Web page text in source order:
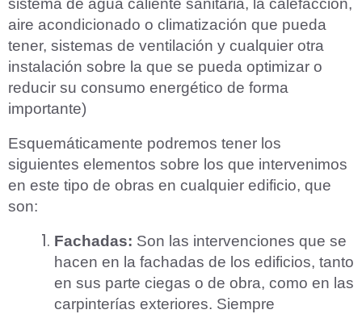
sistema de agua caliente sanitaria, la calefacción,
aire acondicionado o climatización que pueda
tener, sistemas de ventilación y cualquier otra
instalación sobre la que se pueda optimizar o
reducir su consumo energético de forma
importante)
Esquemáticamente podremos tener los
siguientes elementos sobre los que intervenimos
en este tipo de obras en cualquier edificio, que
son:
Fachadas: Son las intervenciones que se
hacen en la fachadas de los edificios, tanto
en sus parte ciegas o de obra, como en las
carpinterías exteriores. Siempre